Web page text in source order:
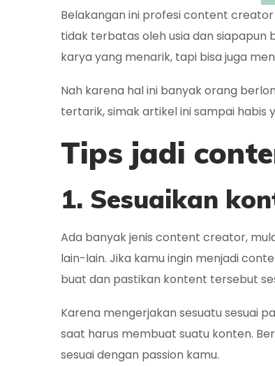
Belakangan ini profesi content
tidak terbatas oleh usia dan siapapun
karya yang menarik, tapi bisa juga
Nah karena hal ini banyak orang
tertarik, simak artikel ini sampai habis
Tips jadi
1. Sesuaikan
Ada banyak jenis content creator,
lain-lain. Jika kamu ingin menjadi
buat dan pastikan kontent tersebut
Karena mengerjakan sesuatu sesuai
saat harus membuat suatu konten.
sesuai dengan passion kamu.